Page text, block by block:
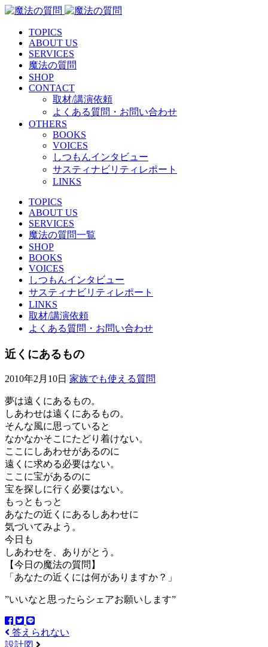
TOPICS
ABOUT US
SERVICES
魔法の質問
SHOP
CONTACT
取材/講演依頼
よくある質問・お問い合わせ
OTHERS
BOOKS
VOICES
しつもんインタビュー
サスティナビリティレポート
LINKS
TOPICS
ABOUT US
SERVICES
魔法の質問一覧
SHOP
BOOKS
VOICES
しつもんインタビュー
サスティナビリティレポート
LINKS
取材/講演依頼
よくある質問・お問い合わせ
近くにあるもの
2010年2月10日 家族でも使える質問
夢は遠くにあるもの。
しあわせは遠くにあるもの。
そんな風に思っていると
なかなかそこにたどり着けない。
ここにしあわせがあるのに
遠くに求める必要はない。
ここに宝があるのに
宝を探しに行く必要はない。
もっともっと
あなたの近くにあるしあわせに
気づいてみよう。
今日も
しあわせを、ありがとう。
【今日の魔法の質問】
「あなたの近くには何がありますか？」
”いいなと思ったらシェアお願いします”
答えられない